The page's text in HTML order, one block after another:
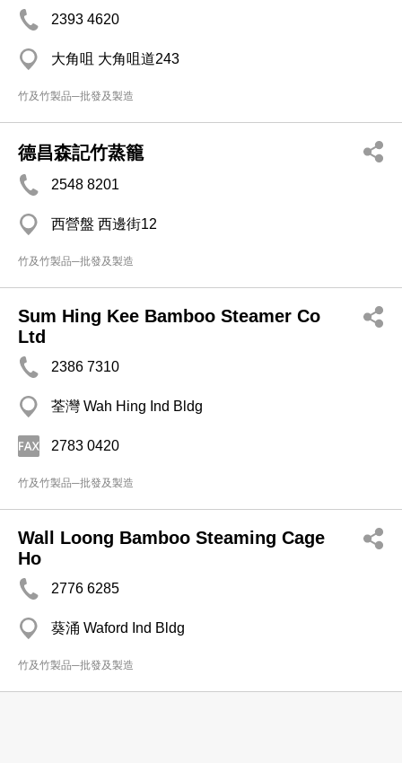
2393 4620
大角咀 大角咀道243
竹及竹製品─批發及製造
德昌森記竹蒸籠
2548 8201
西營盤 西邊街12
竹及竹製品─批發及製造
Sum Hing Kee Bamboo Steamer Co
Ltd
2386 7310
荃灣 Wah Hing Ind Bldg
2783 0420
竹及竹製品─批發及製造
Wall Loong Bamboo Steaming Cage
Ho
2776 6285
葵涌 Waford Ind Bldg
竹及竹製品─批發及製造